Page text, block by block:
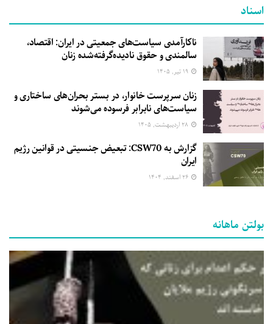
اسناد
ناکارآمدی سیاست‌های جمعیتی در ایران: اقتصاد،
سالمندی و حقوق نادیده‌گرفته‌شده زنان
زنان سرپرست خانوار، در بستر بحران‌های ساختاری و
سیاست‌های نابرابر فرسوده می‌شوند
گزارش به CSW70: تبعیض جنسیتی در قوانین رژیم
ایران
بولتن ماهانه